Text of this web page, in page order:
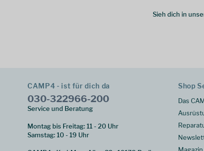
Sieh dich in
CAMP4 - ist für dich da
030-322966-200
Service und Beratung
Montag bis Freitag: 11 - 20 Uhr
Samstag: 10 - 19 Uhr
Shop
Das